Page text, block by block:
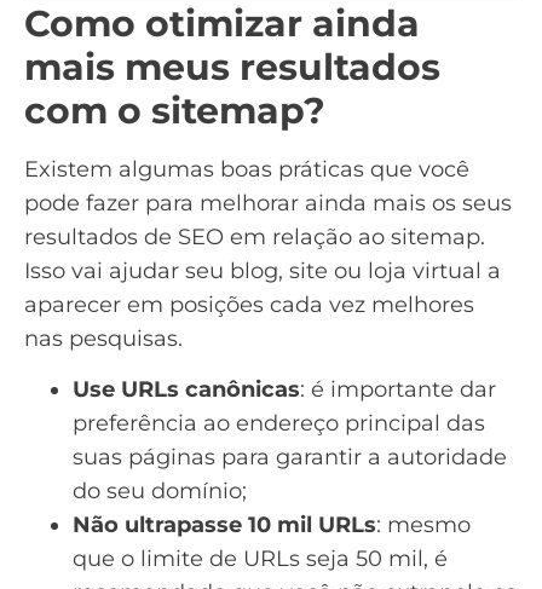
Como otimizar ainda
mais meus resultados
com o sitemap?
Existem algumas boas práticas que você
pode fazer para melhorar ainda mais os seus
resultados de SEO em relação ao sitemap.
Isso vai ajudar seu blog, site ou loja virtual a
aparecer em posições cada vez melhores
nas pesquisas.
Use URLs canônicas: é importante dar
preferência ao endereço principal das
suas páginas para garantir a autoridade
do seu domínio;
Não ultrapasse 10 mil URLs: mesmo
que o limite de URLs seja 50 mil, é